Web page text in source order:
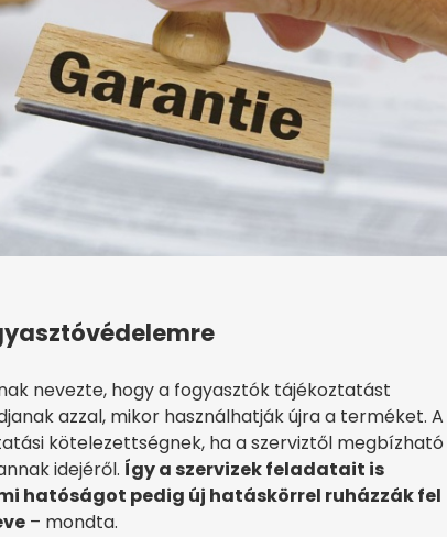
nevezte, hogy a fogyasztók tájékoztatást
azzal, mikor használhatják újra a terméket. A
kötelezettségnek, ha a szerviztől megbízható
idejéről. Így a szervizek feladatait is
hatóságot pedig új hatáskörrel ruházzák fel
– mondta.